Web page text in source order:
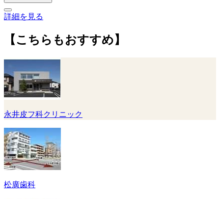
詳細を見る
【こちらもおすすめ】
永井皮フ科クリニック
松廣歯科